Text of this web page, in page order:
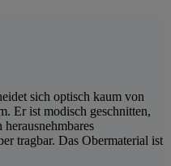
sich optisch kaum von
Er ist modisch geschnitten,
tragbar. Das Obermaterial ist